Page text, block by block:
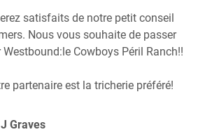
satisfaits de notre petit conseil
Nous vous souhaite de passer
Cowboys Péril Ranch!!
partenaire est la tricherie préféré!
Graves